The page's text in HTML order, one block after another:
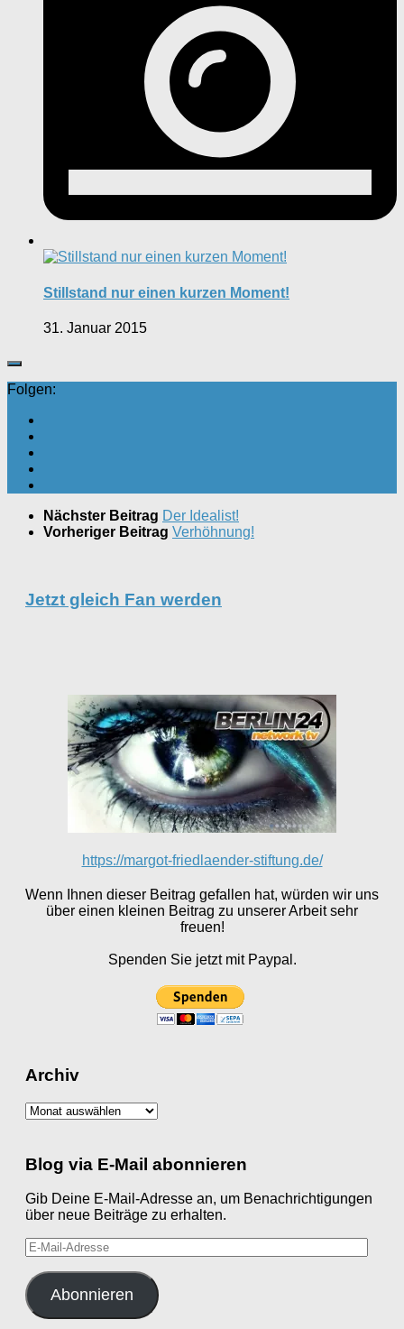
Stillstand nur einen kurzen Moment!
31. Januar 2015
Folgen:
Nächster Beitrag Der Idealist!
Vorheriger Beitrag Verhöhnung!
Jetzt gleich Fan werden
https://margot-friedlaender-stiftung.de/
Wenn Ihnen dieser Beitrag gefallen hat, würden wir uns
über einen kleinen Beitrag zu unserer Arbeit sehr
freuen!
Spenden Sie jetzt mit Paypal.
Archiv
Archiv
Blog via E-Mail abonnieren
Gib Deine E-Mail-Adresse an, um Benachrichtigungen
über neue Beiträge zu erhalten.
E-
Mail-
Adresse
Abonnieren